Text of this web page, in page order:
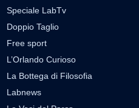
Speciale LabTv
Doppio Taglio
Free sport
L’Orlando Curioso
La Bottega di Filosofia
Labnews